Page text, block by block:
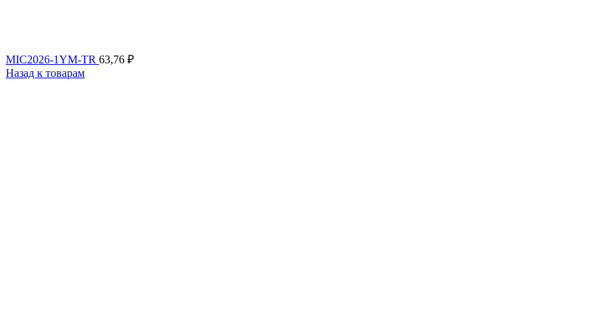
MIC2026-1YM-TR 63,76 ₽
Назад к товарам